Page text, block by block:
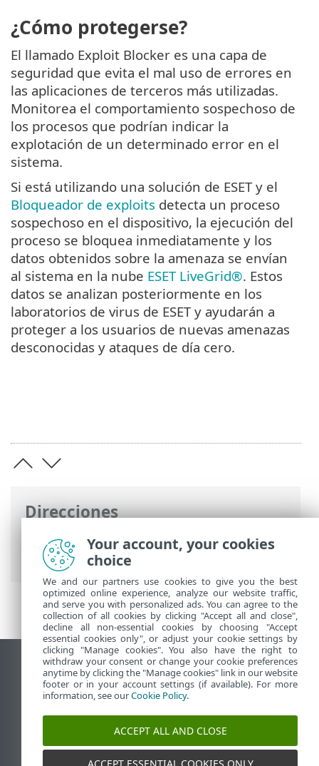
Direcciones
Ayuda en línea de ESET> ESET Glossary>
Amenazas y ataques > Explotar
¿Cómo protegerse?
El llamado Exploit Blocker es una capa de
seguridad que evita el mal uso de errores en
las aplicaciones de terceros más utilizadas.
Monitorea el comportamiento sospechoso de
los procesos que podrían indicar la
explotación de un determinado error en el
sistema.
Si está utilizando una solución de ESET y el
Bloqueador de exploits detecta un proceso
sospechoso en el dispositivo, la ejecución del
proceso se bloquea inmediatamente y los
datos obtenidos sobre la amenaza se envían
al sistema en la nube ESET LiveGrid®. Estos
datos se analizan posteriormente en los
laboratorios de virus de ESET y ayudarán a
proteger a los usuarios de nuevas amenazas
desconocidas y ataques de día cero.
Ver sitio para ordenador
End of Life
Base de conocimiento de ESET
Foro de ESET
ESET Status Portal
Soporte técnico regional
Your account, your cookies
choice
We and our partners use cookies to give you the best
optimized online experience, analyze our website traffic,
and serve you with personalized ads. You can agree to the
collection of all cookies by clicking "Accept all and close",
decline all non-essential cookies by choosing "Accept
essential cookies only", or adjust your cookie settings by
clicking "Manage cookies". You also have the right to
withdraw your consent or change your cookie preferences
anytime by clicking the "Manage cookies" link in our website
footer or in your account settings (if available). For more
information, see ourCookie Policy.
ACCEPT ALL AND CLOSE